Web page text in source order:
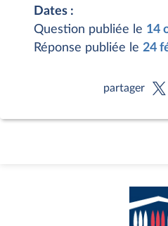
Dates :
Question publiée le 14
Réponse publiée le 24
partager